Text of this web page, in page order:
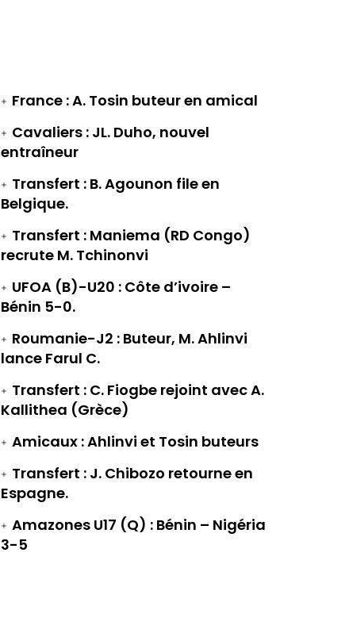
France : A. Tosin buteur en amical
Cavaliers : JL. Duho, nouvel
entraîneur
Transfert : B. Agounon file en
Belgique.
Transfert : Maniema (RD Congo)
recrute M. Tchinonvi
UFOA (B)-U20 : Côte d’ivoire –
Bénin 5-0.
Roumanie-J2 : Buteur, M. Ahlinvi
lance Farul C.
Transfert : C. Fiogbe rejoint avec A.
Kallithea (Grèce)
Amicaux : Ahlinvi et Tosin buteurs
Transfert : J. Chibozo retourne en
Espagne.
Amazones U17 (Q) : Bénin – Nigéria
3-5